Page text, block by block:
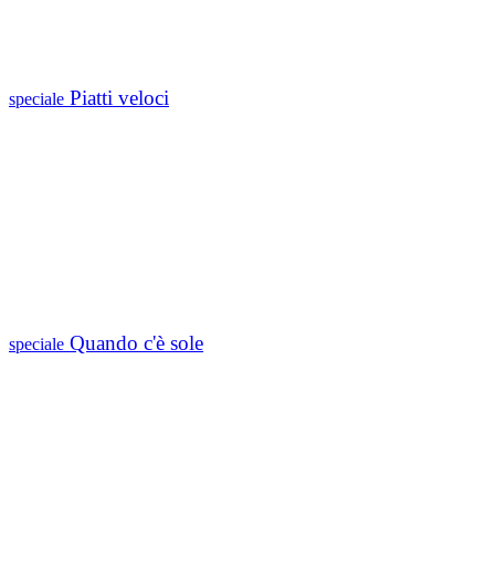
speciale Piatti veloci
speciale Quando c'è sole